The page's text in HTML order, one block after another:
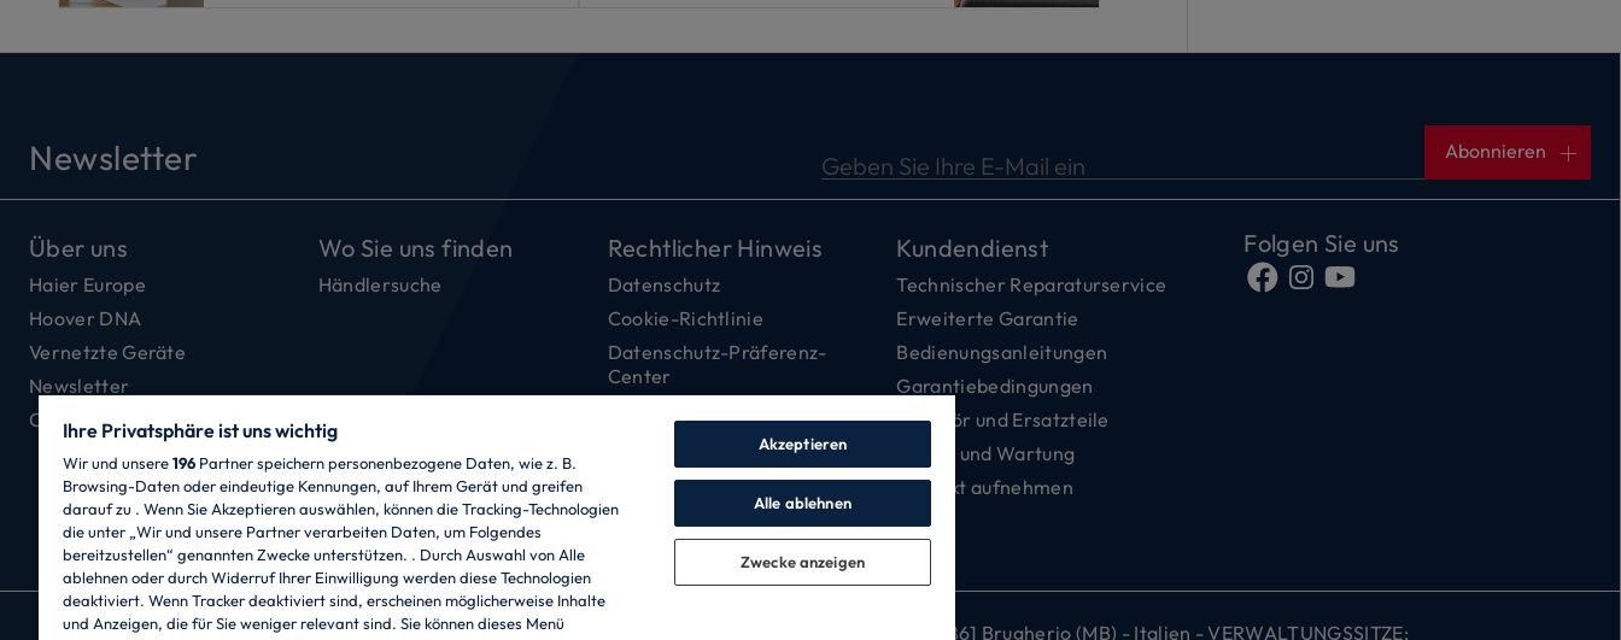
Newsletter Geben Sie Ihre E-Mail ein Abonnieren
Über uns
Haier Europe
Hoover DNA
Vernetzte Geräte
Newsletter
Offene Stellen
Wo Sie uns finden
Händlersuche
Rechtlicher Hinweis
Datenschutz
Cookie-Richtlinie
Datenschutz-Präferenz-
Center
Ehrenkodex
Impressum
Kundendienst
Technischer Reparaturservice
Erweiterte Garantie
Bedienungsanleitungen
Garantiebedingungen
Zubehör und Ersatzteile
Pflege und Wartung
Kontakt aufnehmen
Folgen Sie uns
CANDY HOOVER GROUP S.r.I. - mit Alleingesellschafter - RECHTSSITZ: Via Comolli 57 - 20861 Brugherio (MB) - Italien - VERWALTUNGSSITZE:
Ihre Privatsphäre ist uns wichtig
Wir und unsere196 Partner speichern personenbezogene Daten, wie z. B.
Browsing-Daten oder eindeutige Kennungen, auf Ihrem Gerät und greifen
darauf zu . Wenn Sie Akzeptieren auswählen, können die Tracking-Technologien
die unter „Wir und unsere Partner verarbeiten Daten, um Folgendes
bereitzustellen“ genannten Zwecke unterstützen. . Durch Auswahl von Alle
ablehnen oder durch Widerruf Ihrer Einwilligung werden diese Technologien
deaktiviert. Wenn Tracker deaktiviert sind, erscheinen möglicherweise Inhalte
und Anzeigen, die für Sie weniger relevant sind. Sie können dieses Menü
Akzeptieren
Alle ablehnen
Zwecke anzeigen